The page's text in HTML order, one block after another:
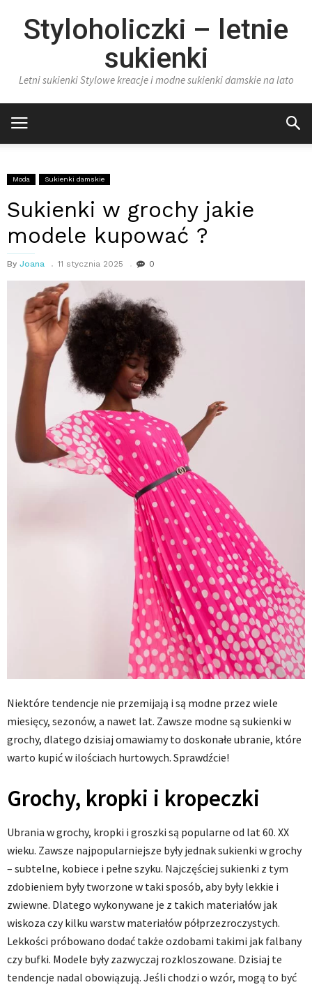
Styloholiczki – letnie
sukienki
Letni sukienki Stylowe kreacje i modne sukienki damskie na lato
Moda Sukienki damskie
Sukienki w grochy jakie
modele kupować ?
By Joana 11 stycznia 2025 0
Niektóre tendencje nie przemijają i są modne przez wiele
miesięcy, sezonów, a nawet lat. Zawsze modne są sukienki w
grochy, dlatego dzisiaj omawiamy to doskonałe ubranie, które
warto kupić w ilościach hurtowych. Sprawdźcie!
Grochy, kropki i kropeczki
Ubrania w grochy, kropki i groszki są popularne od lat 60. XX
wieku. Zawsze najpopularniejsze były jednak sukienki w grochy
– subtelne, kobiece i pełne szyku. Najczęściej sukienki z tym
zdobieniem były tworzone w taki sposób, aby były lekkie i
zwiewne. Dlatego wykonywane je z takich materiałów jak
wiskoza czy kilku warstw materiałów półprzezroczystych.
Lekkości próbowano dodać także ozdobami takimi jak falbany
czy bufki. Modele były zazwyczaj rozkloszowane. Dzisiaj te
tendencje nadal obowiązują. Jeśli chodzi o wzór, mogą to być